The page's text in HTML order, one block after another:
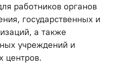
работников органов
государственных и
а также
учреждений и
центров.